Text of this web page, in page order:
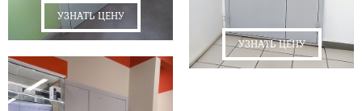
УЗНАТЬ ЦЕНУ
УЗНАТЬ ЦЕНУ